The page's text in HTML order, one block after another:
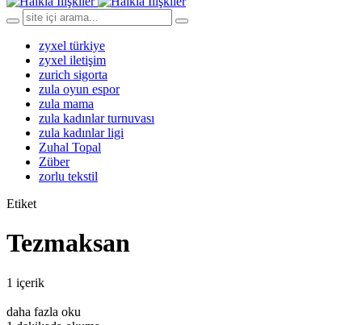
zyxel türkiye
zyxel iletişim
zurich sigorta
zula oyun espor
zula mama
zula kadınlar turnuvası
zula kadınlar ligi
Zuhal Topal
Züber
zorlu tekstil
Etiket
Tezmaksan
1 içerik
daha fazla oku